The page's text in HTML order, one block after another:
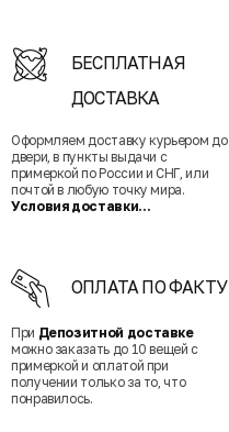
БЕСПЛАТНАЯ
ДОСТАВКА
Оформляем доставку курьером до
двери, в пункты выдачи с
примеркой по России и СНГ, или
почтой в любую точку мира.
Условия доставки...
ОПЛАТА ПО ФАКТУ
При Депозитной доставке
можно заказать до 10 вещей с
примеркой и оплатой при
получении только за то, что
понравилось.